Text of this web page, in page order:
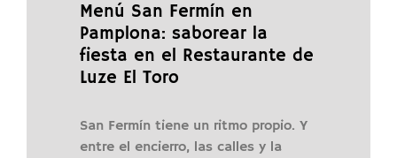
Menú San Fermín en
Pamplona: saborear la
fiesta en el Restaurante de
Luze El Toro
San Fermín tiene un ritmo propio. Y
entre el encierro, las calles y la